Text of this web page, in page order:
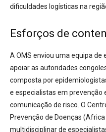
dificuldades logísticas na
Esforços de
A OMS enviou uma equipa de
apoiar as autoridades
composta por
e especialistas em prevenção
comunicação de risco. O
Prevenção de Doenças
multidisciplinar de